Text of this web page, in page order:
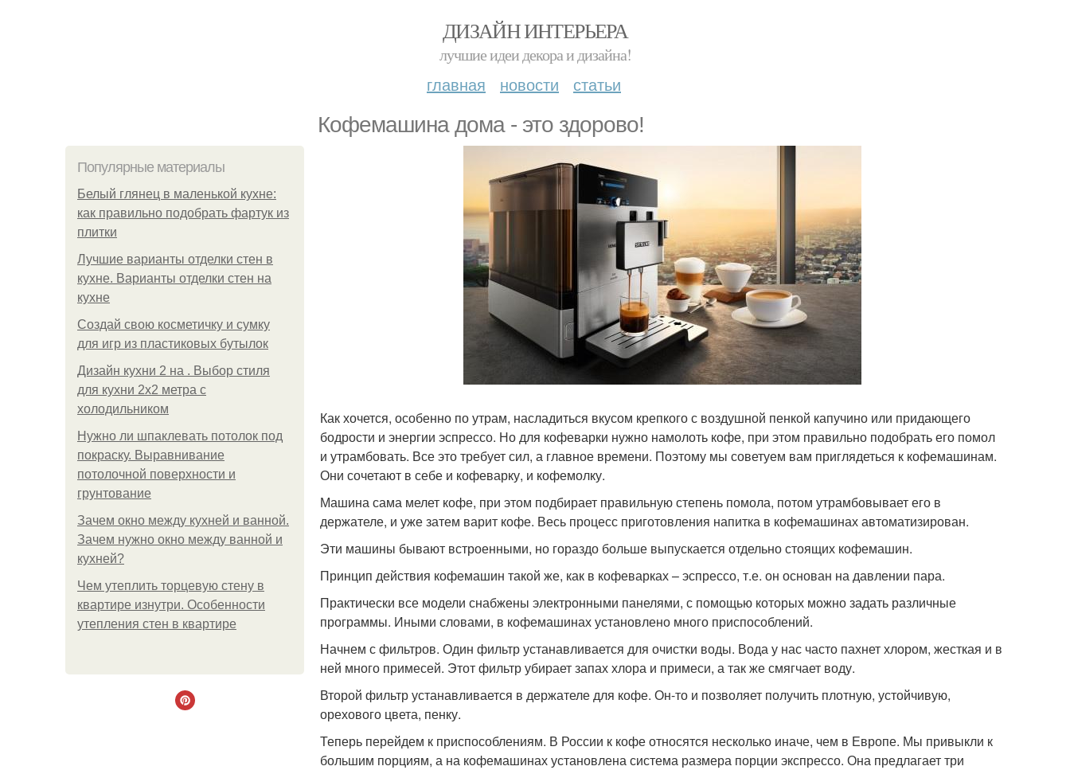
ДИЗАЙН ИНТЕРЬЕРА
лучшие идеи декора и дизайна!
главная новости статьи
Кофемашина дома - это здорово!
Популярные материалы
Белый глянец в маленькой кухне:
как правильно подобрать фартук из
плитки
Лучшие варианты отделки стен в
кухне. Варианты отделки стен на
кухне
Создай свою косметичку и сумку
для игр из пластиковых бутылок
Дизайн кухни 2 на . Выбор стиля
для кухни 2х2 метра с
холодильником
Нужно ли шпаклевать потолок под
покраску. Выравнивание
потолочной поверхности и
грунтование
Зачем окно между кухней и ванной.
Зачем нужно окно между ванной и
кухней?
Чем утеплить торцевую стену в
квартире изнутри. Особенности
утепления стен в квартире
Как хочется, особенно по утрам, насладиться вкусом крепкого с воздушной пенкой капучино или придающего
бодрости и энергии эспрессо. Но для кофеварки нужно намолоть кофе, при этом правильно подобрать его помол
и утрамбовать. Все это требует сил, а главное времени. Поэтому мы советуем вам приглядеться к кофемашинам.
Они сочетают в себе и кофеварку, и кофемолку.
Машина сама мелет кофе, при этом подбирает правильную степень помола, потом утрамбовывает его в
держателе, и уже затем варит кофе. Весь процесс приготовления напитка в кофемашинах автоматизирован.
Эти машины бывают встроенными, но гораздо больше выпускается отдельно стоящих кофемашин.
Принцип действия кофемашин такой же, как в кофеварках – эспрессо, т.е. он основан на давлении пара.
Практически все модели снабжены электронными панелями, с помощью которых можно задать различные
программы. Иными словами, в кофемашинах установлено много приспособлений.
Начнем с фильтров. Один фильтр устанавливается для очистки воды. Вода у нас часто пахнет хлором, жесткая и в
ней много примесей. Этот фильтр убирает запах хлора и примеси, а так же смягчает воду.
Второй фильтр устанавливается в держателе для кофе. Он-то и позволяет получить плотную, устойчивую,
орехового цвета, пенку.
Теперь перейдем к приспособлениям. В России к кофе относятся несколько иначе, чем в Европе. Мы привыкли к
большим порциям, а на кофемашинах установлена система размера порции экспрессо. Она предлагает три